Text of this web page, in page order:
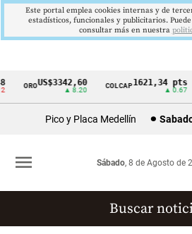
Cintillo
Colombia
OROUS$3342,60
▲ 8.20
COLCAP1621,34 pts
▲ 0.67
Pico y Placa Medellín
Sábado, 8 de Agosto de
menu
Buscar
Este portal emplea cookies internas y de
estadísticos, funcionales y publicitarios.
consultar más en nuestra